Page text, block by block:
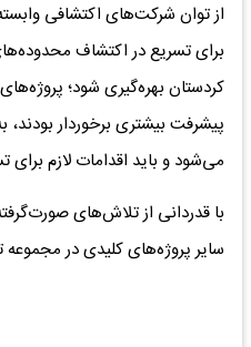
از توان شرکت‌های اکتشافی
برای تسریع در اکتشاف
کردستان بهره‌گیری شود؛
پیشرفت بیشتری برخوردار
می‌شود و باید اقدامات لازم
با قدردانی از تلاش‌های
سایر پروژه‌های کلیدی در مجموعه